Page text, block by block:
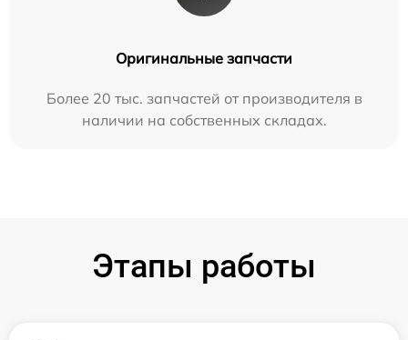
Оригинальные запчасти
Более 20 тыс. запчастей от производителя в
наличии на собственных складах.
Этапы работы